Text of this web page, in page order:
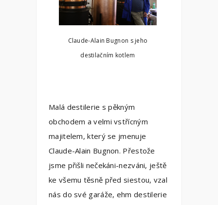
Claude-Alain Bugnon s jeho
destilačním kotlem
Malá destilerie s pěkným
obchodem a velmi vstřícným
majitelem, který se jmenuje
Claude-Alain Bugnon. Přestože
jsme přišli nečekáni-nezváni, ještě
ke všemu těsně před siestou, vzal
nás do své garáže, ehm destilerie